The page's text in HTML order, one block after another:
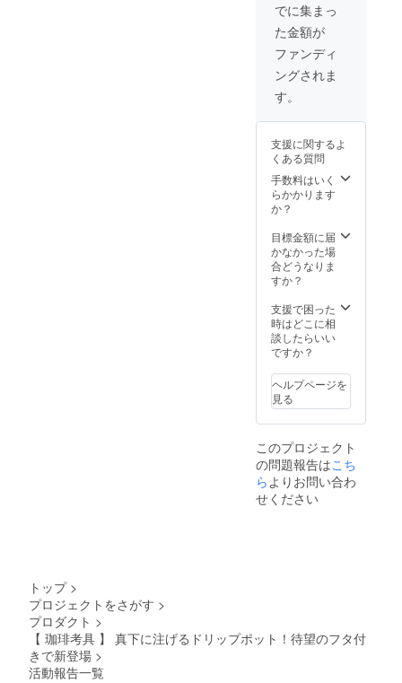
でに集まっ
た金額が
ファンディ
ングされま
す。
支援に関するよ
くある質問
手数料はいく
らかかります
か？
目標金額に届
かなかった場
合どうなりま
すか？
支援で困った
時はどこに相
談したらいい
ですか？
ヘルプページを
見る
このプロジェクト
の問題報告はこち
らよりお問い合わ
せください
トップ >
プロジェクトをさがす >
プロダクト >
【 珈琲考具 】 真下に注げるドリップポット！待望のフタ付
きで新登場 >
活動報告一覧